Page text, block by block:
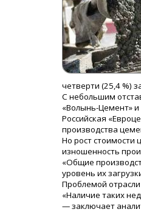
четверти (25,4 %)
С небольшим
«Волынь-Цемент»
Российская
производства
Но рост стоимости
изношенность
«Общие
уровень их
Проблемой
«Наличие таких
— заключает